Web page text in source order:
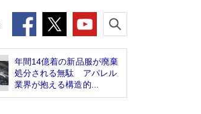
年間14億着の新品服が廃棄
処分される無駄 アパレル
業界が抱える構造的...